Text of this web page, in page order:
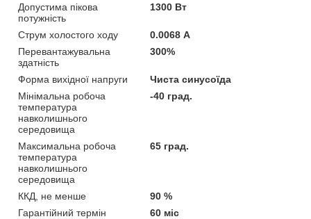
Допустима пікова
потужність
1300 Вт
Струм холостого ходу
0.0068 А
Перевантажувальна
здатність
300%
Форма вихідної напруги
Чиста синусоїда
Мінімальна робоча
температура
навколишнього
середовища
-40 град.
Максимальна робоча
температура
навколишнього
середовища
65 град.
ККД, не менше
90 %
Гарантійний термін
60 міс